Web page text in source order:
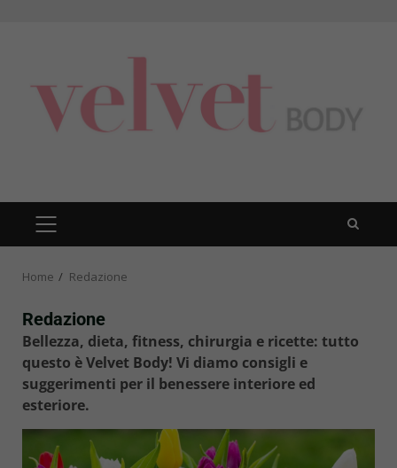
PRIMARY
MENU
Home Redazione
Redazione
Bellezza, dieta, fitness, chirurgia e ricette: tutto
questo è Velvet Body! Vi diamo consigli e
suggerimenti per il benessere interiore ed
esteriore.